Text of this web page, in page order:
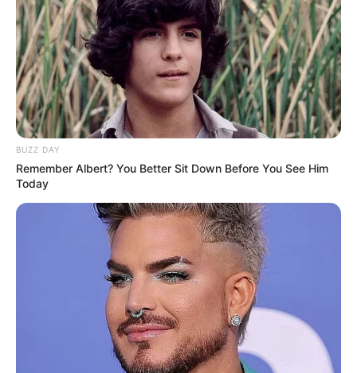
Észrevettek valami érdekeset Magyar Péter
miniszterelnöki beszédében az elemzők
Már miniszterelnök, de a kormányra még várni kell
Magyar Pétert szombaton miniszterelnökké
választotta az Országgyűlés, ezzel új politikai
korszak kezdődött Magyarországon. A Telex
BUZZ DAY
Remember Albert? You Better Sit Down Before You See Him
Today